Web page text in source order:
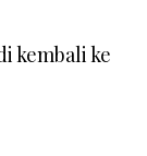
kembali ke